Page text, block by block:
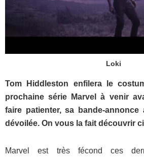
Loki
Tom Hiddleston enfilera le
prochaine série Marvel à venir
faire patienter, sa bande-annonce
dévoilée. On vous la fait découvrir
Marvel est très fécond ces